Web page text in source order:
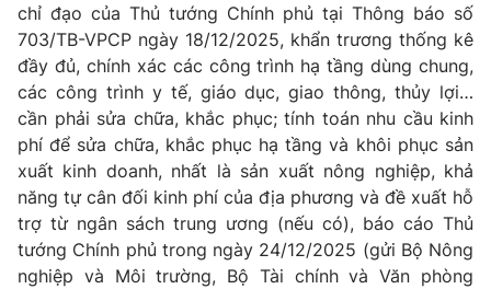
® Cấm sao chép dưới mọi hình thức nếu không có sự chấp
thuận bằng văn bản. Ghi rõ nguồn VTV.vn khi phát hành lại
thông tin từ website này.
chỉ đạo của Thủ tướng Chính phủ tại Thông báo số
703/TB-VPCP ngày 18/12/2025, khẩn trương thống kê
đầy đủ, chính xác các công trình hạ tầng dùng chung,
các công trình y tế, giáo dục, giao thông, thủy lợi…
cần phải sửa chữa, khắc phục; tính toán nhu cầu kinh
phí để sửa chữa, khắc phục hạ tầng và khôi phục sản
xuất kinh doanh, nhất là sản xuất nông nghiệp, khả
năng tự cân đối kinh phí của địa phương và đề xuất hỗ
trợ từ ngân sách trung ương (nếu có), báo cáo Thủ
tướng Chính phủ trong ngày 24/12/2025 (gửi Bộ Nông
nghiệp và Môi trường, Bộ Tài chính và Văn phòng